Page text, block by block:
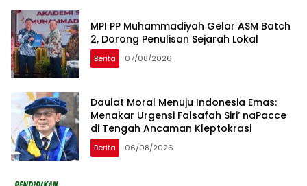
MPI PP Muhammadiyah Gelar ASM Batch
2, Dorong Penulisan Sejarah Lokal
Berita 07/08/2026
Daulat Moral Menuju Indonesia Emas:
Menakar Urgensi Falsafah Siri’ naPacce
di Tengah Ancaman Kleptokrasi
Berita 06/08/2026